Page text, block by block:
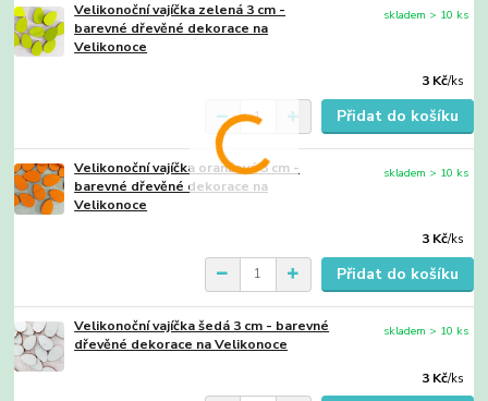
Velikonoční vajíčka zelená 3 cm -
barevné dřevěné dekorace na
Velikonoce
3 Kč/ks
skladem > 10 ks
Přidat do košíku
Velikonoční vajíčka oranžová 3 cm -
barevné dřevěné dekorace na
Velikonoce
3 Kč/ks
skladem > 10 ks
Přidat do košíku
Velikonoční vajíčka šedá 3 cm - barevné
dřevěné dekorace na Velikonoce
3 Kč/ks
skladem > 10 ks